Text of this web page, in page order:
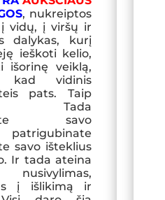
, nukreiptos
vidų, į viršų ir
dalykas, kurį
ieškoti kelio,
išorinę veiklą,
kad vidinis
pats. Taip
Tada
savo
savo išteklius
Ir tada ateina
į išlikimą ir